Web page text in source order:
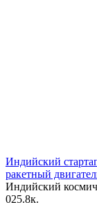
Индийский
ракетный
Индийский
025.8к.